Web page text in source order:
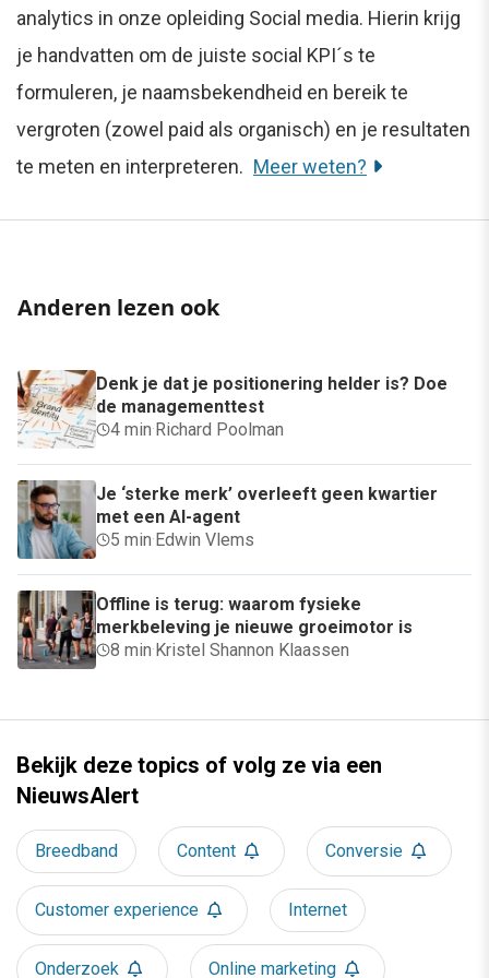
analytics in onze opleiding Social media. Hierin krijg
je handvatten om de juiste social KPI´s te
formuleren, je naamsbekendheid en bereik te
vergroten (zowel paid als organisch) en je resultaten
te meten en interpreteren. Meer weten?
Anderen lezen ook
Denk je dat je positionering helder is? Doe
de managementtest
4 min·Richard Poolman
Je ‘sterke merk’ overleeft geen kwartier
met een AI-agent
5 min·Edwin Vlems
Offline is terug: waarom fysieke
merkbeleving je nieuwe groeimotor is
8 min·Kristel Shannon Klaassen
Bekijk deze topics of volg ze via een
NieuwsAlert
Breedband Content Conversie
Customer experience Internet
Onderzoek Online marketing